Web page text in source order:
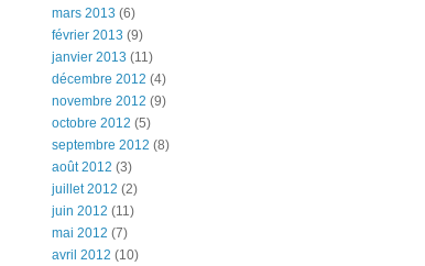
mars 2013 (6)
février 2013 (9)
janvier 2013 (11)
décembre 2012 (4)
novembre 2012 (9)
octobre 2012 (5)
septembre 2012 (8)
août 2012 (3)
juillet 2012 (2)
juin 2012 (11)
mai 2012 (7)
avril 2012 (10)